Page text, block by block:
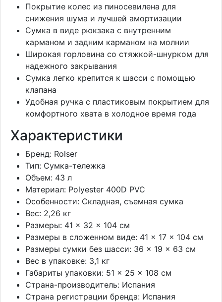
Покрытие колес из пиносевилена для
снижения шума и лучшей амортизации
Сумка в виде рюкзака с внутренним
карманом и задним карманом на молнии
Широкая горловина со стяжкой-шнурком для
надежного закрывания
Сумка легко крепится к шасси с помощью
клапана
Удобная ручка с пластиковым покрытием для
комфортного хвата в холодное время года
Характеристики
Бренд: Rolser
Тип: Сумка-тележка
Объем: 43 л
Материал: Polyester 400D PVC
Особенности: Складная, съемная сумка
Вес: 2,26 кг
Размеры: 41 × 32 × 104 см
Размеры в сложенном виде: 41 × 17 × 104 см
Размеры сумки без шасси: 36 × 19 × 63 см
Вес в упаковке: 3,1 кг
Габариты упаковки: 51 × 25 × 108 см
Страна-производитель: Испания
Страна регистрации бренда: Испания